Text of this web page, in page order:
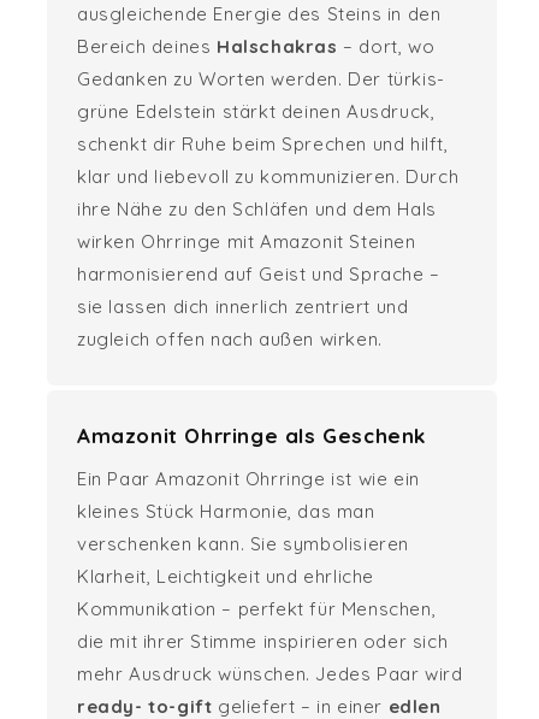
ausgleichende Energie des Steins in den
Bereich deines Halschakras – dort, wo
Gedanken zu Worten werden. Der türkis-
grüne Edelstein stärkt deinen Ausdruck,
schenkt dir Ruhe beim Sprechen und hilft,
klar und liebevoll zu kommunizieren. Durch
ihre Nähe zu den Schläfen und dem Hals
wirken Ohrringe mit Amazonit Steinen
harmonisierend auf Geist und Sprache –
sie lassen dich innerlich zentriert und
zugleich offen nach außen wirken.
Amazonit Ohrringe als Geschenk
Ein Paar Amazonit Ohrringe ist wie ein
kleines Stück Harmonie, das man
verschenken kann. Sie symbolisieren
Klarheit, Leichtigkeit und ehrliche
Kommunikation – perfekt für Menschen,
die mit ihrer Stimme inspirieren oder sich
mehr Ausdruck wünschen. Jedes Paar wird
ready- to-gift geliefert – in einer edlen